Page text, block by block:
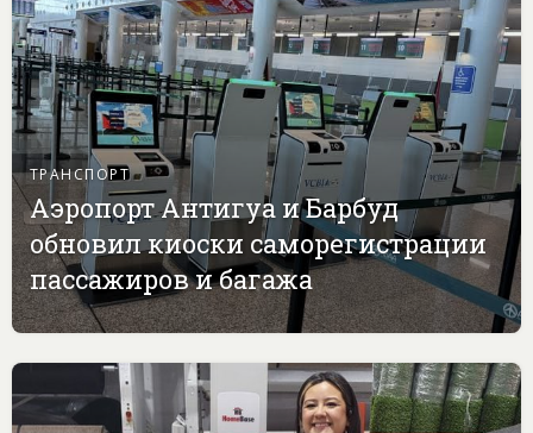
ТРАНСПОРТ
Аэропорт Антигуа и Барбуд
обновил киоски саморегистрации
пассажиров и багажа